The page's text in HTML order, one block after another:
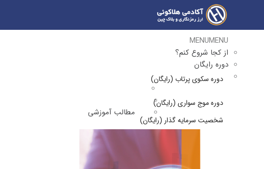
MENUMENU
از کجا شروع کنم؟
دوره رایگان
دوره سکوی پرتاب (رایگان)
دوره موج سواری (رایگان)
شخصیت سرمایه گذار (رایگان)
مطالب آموزشی